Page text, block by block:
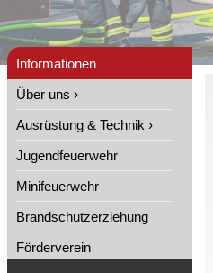
Informationen
Über uns ›
Ausrüstung & Technik ›
Jugendfeuerwehr
Minifeuerwehr
Brandschutzerziehung
Förderverein